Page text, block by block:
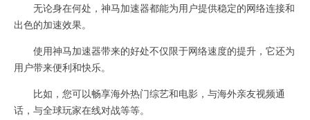
无论身在何处，神马加速器都能为用户提供稳定的网络连接和
出色的加速效果。
使用神马加速器带来的好处不仅限于网络速度的提升，它还为
用户带来便利和快乐。
比如，您可以畅享海外热门综艺和电影，与海外亲友视频通
话，与全球玩家在线对战等等。